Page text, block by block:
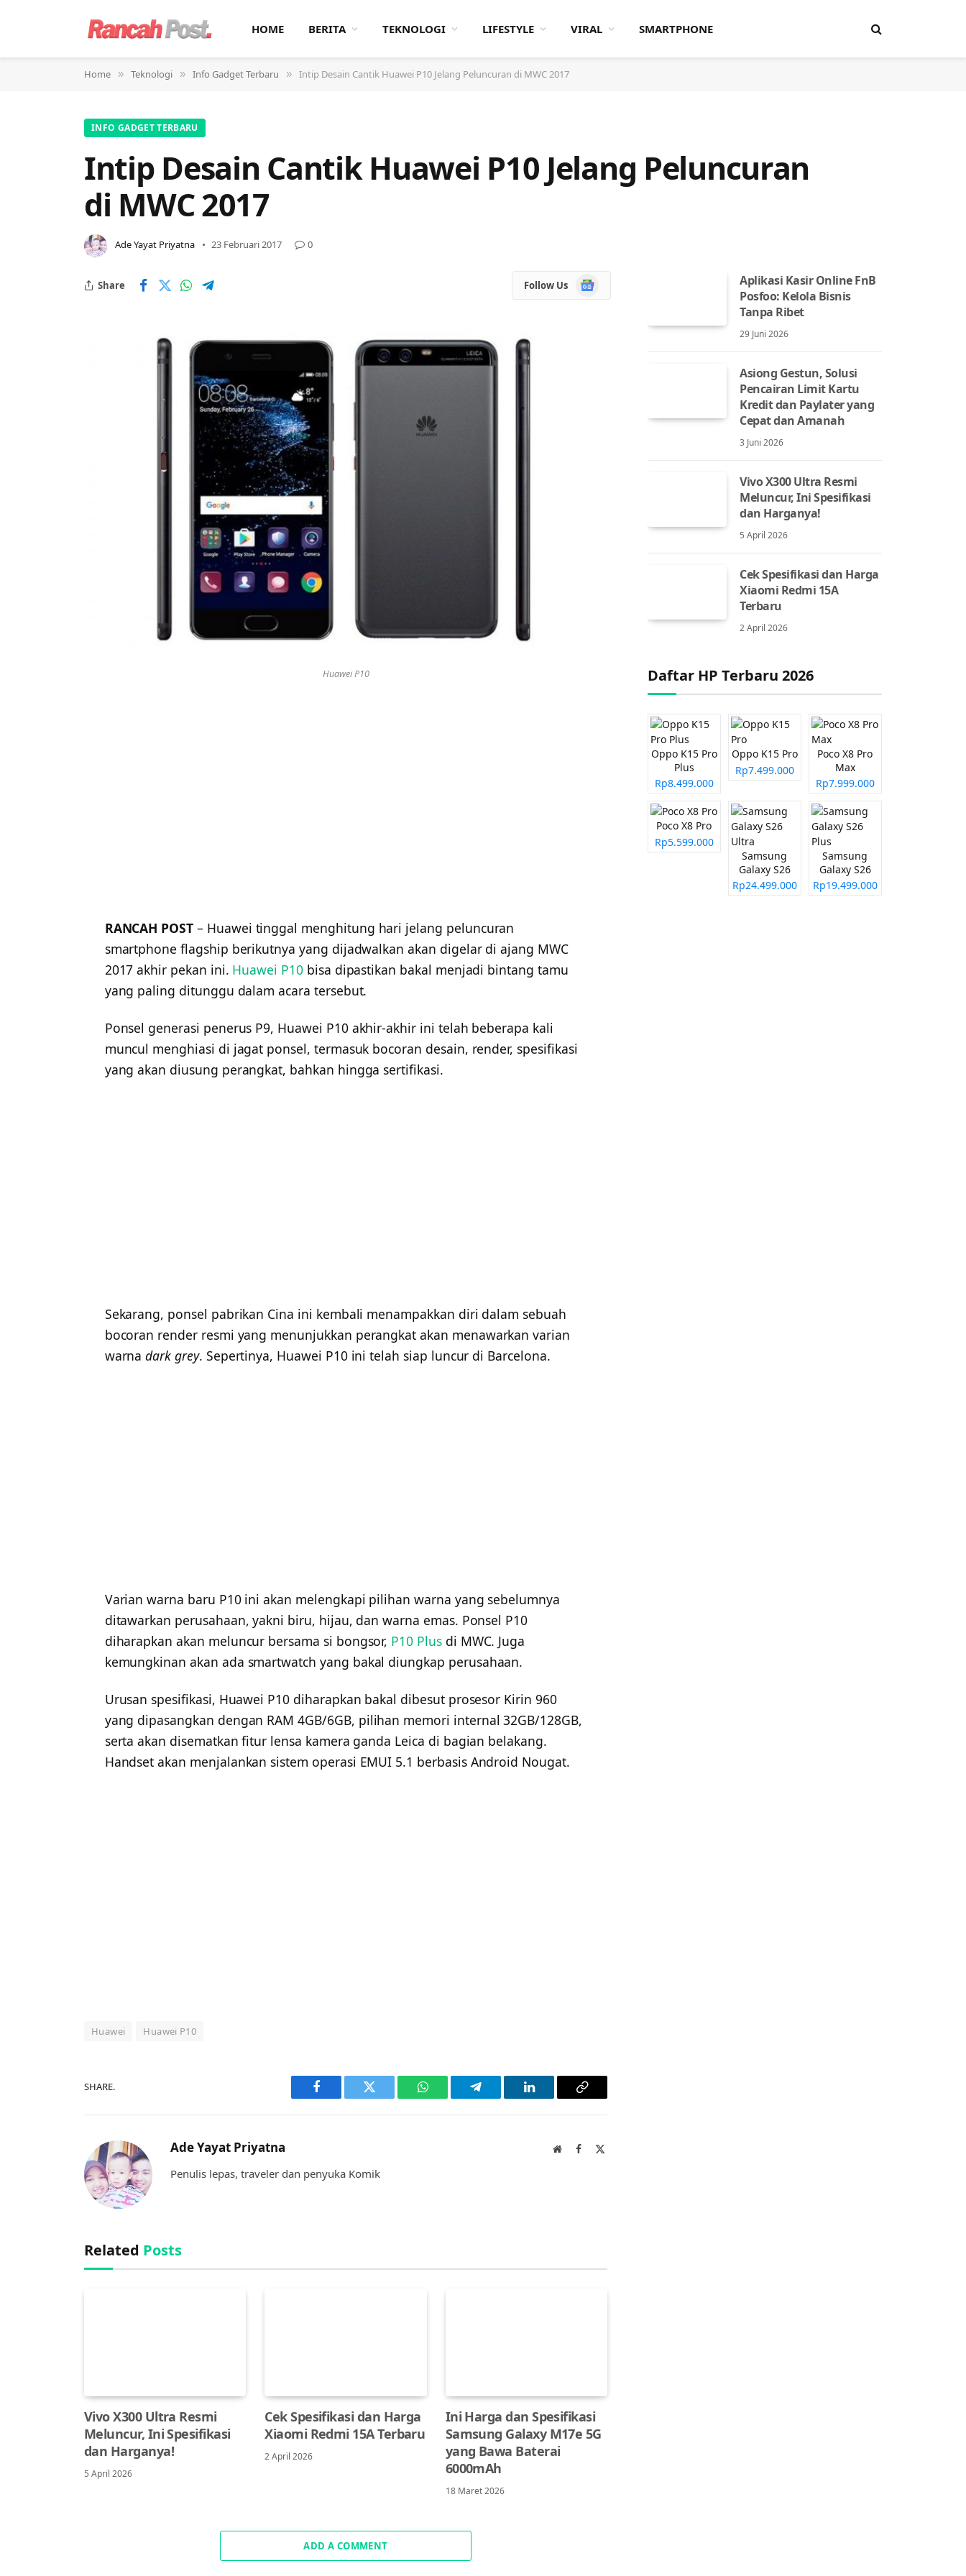
HOME BERITA TEKNOLOGI LIFESTYLE VIRAL SMARTPHONE
Home » Teknologi » Info Gadget Terbaru » Intip Desain Cantik Huawei P10 Jelang Peluncuran di MWC 2017
INFO GADGET TERBARU
Intip Desain Cantik Huawei P10 Jelang Peluncuran
di MWC 2017
Ade Yayat Priyatna 23 Februari 2017 0
Share Follow Us
Google
News
Huawei P10
RANCAH POST – Huawei tinggal menghitung hari jelang peluncuran
smartphone flagship berikutnya yang dijadwalkan akan digelar di ajang MWC
2017 akhir pekan ini. Huawei P10bisa dipastikan bakal menjadi bintang tamu
yang paling ditunggu dalam acara tersebut.
Ponsel generasi penerus P9, Huawei P10 akhir-akhir ini telah beberapa kali
muncul menghiasi di jagat ponsel, termasuk bocoran desain, render, spesifikasi
yang akan diusung perangkat, bahkan hingga sertifikasi.
Sekarang, ponsel pabrikan Cina ini kembali menampakkan diri dalam sebuah
bocoran render resmi yang menunjukkan perangkat akan menawarkan varian
warnadark grey. Sepertinya, Huawei P10 ini telah siap luncur di Barcelona.
Varian warna baru P10 ini akan melengkapi pilihan warna yang sebelumnya
ditawarkan perusahaan, yakni biru, hijau, dan warna emas. Ponsel P10
diharapkan akan meluncur bersama si bongsor, P10 Plusdi MWC. Juga
kemungkinan akan ada smartwatch yang bakal diungkap perusahaan.
Urusan spesifikasi, Huawei P10 diharapkan bakal dibesut prosesor Kirin 960
yang dipasangkan dengan RAM 4GB/6GB, pilihan memori internal 32GB/128GB,
serta akan disematkan fitur lensa kamera ganda Leica di bagian belakang.
Handset akan menjalankan sistem operasi EMUI 5.1 berbasis Android Nougat.
Huawei Huawei P10
SHARE.
Facebook Twitter WhatsAppTelegram LinkedIn Copy
Ade Yayat Priyatna WebsiteFacebook
Penulis lepas, traveler dan penyuka Komik
Related Posts
Vivo X300 Ultra Resmi
Meluncur, Ini Spesifikasi
dan Harganya!
5 April 2026
Cek Spesifikasi dan Harga
Xiaomi Redmi 15A Terbaru
2 April 2026
Ini Harga dan Spesifikasi
Samsung Galaxy M17e 5G
yang Bawa Baterai
6000mAh
18 Maret 2026
ADD A COMMENT
Aplikasi Kasir Online FnB
Posfoo: Kelola Bisnis
Tanpa Ribet
29 Juni 2026
Asiong Gestun, Solusi
Pencairan Limit Kartu
Kredit dan Paylater yang
Cepat dan Amanah
3 Juni 2026
Vivo X300 Ultra Resmi
Meluncur, Ini Spesifikasi
dan Harganya!
5 April 2026
Cek Spesifikasi dan Harga
Xiaomi Redmi 15A
Terbaru
2 April 2026
Daftar HP Terbaru 2026
Oppo K15 Pro
Plus
Rp8.499.000
Oppo K15 Pro
Rp7.499.000
Poco X8 Pro
Max
Rp7.999.000
Poco X8 Pro
Rp5.599.000
Samsung
Galaxy S26
Ultra
Rp24.499.000
Samsung
Galaxy S26
Plus
Rp19.499.000